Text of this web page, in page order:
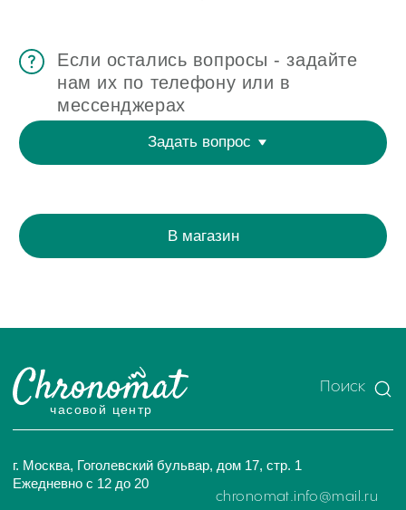
Мы в Telegram
Оценка часов в Whatsapp
ИП Глумцев Р.Ю.
ИНН 773127415238 ОГРНИП 326774600471391